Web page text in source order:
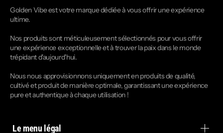
Golden Vibe est votre marque dédiée à vous offrir une expérience
ultime.
Nos produits sont méticuleusement sélectionnés pour vous offrir
une expérience exceptionnelle et à trouver la paix dans le monde
trépidant d'aujourd'hui.
Nous nous approvisionnons uniquement en produits de qualité,
cultivé et produit de manière optimale, garantissant une expérience
pure et authentique à chaque utilisation !
Le menu légal